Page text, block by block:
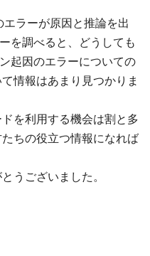
ラーが原因と推論を出
を調べると、どうしても
起因のエラーについての
情報はあまり見つかりま
を利用する機会は割と多
ちの役立つ情報になれば
うございました。